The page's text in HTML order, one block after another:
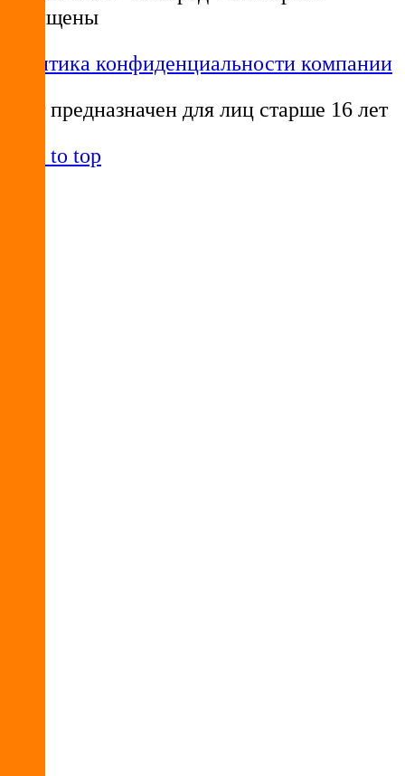
защищены
Политика конфиденциальности компании
Сайт предназначен для лиц старше 16 лет
Back to top